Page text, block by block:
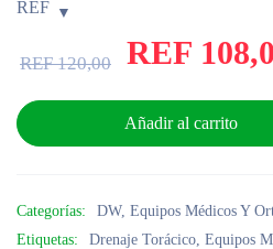
REF
REF120,00 REF
Añadir al carrito
Categorías: DW, Equipos Médicos Y
Etiquetas:
Drenaje Torácico, Equipos